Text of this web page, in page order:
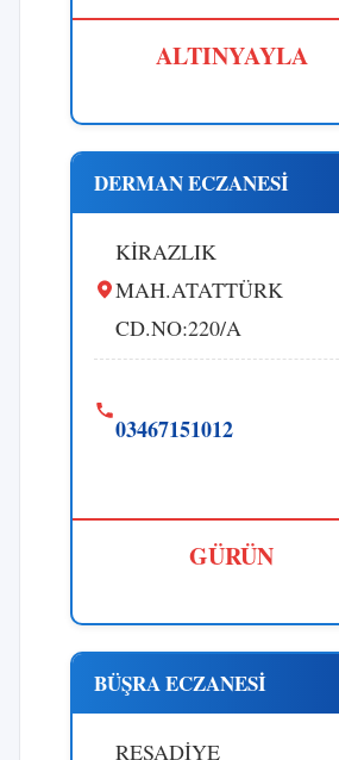
ALTINYAYLA
DERMAN ECZANESİ
KİRAZLIK
MAH.ATATTÜRK
CD.NO:220/A
03467151012
GÜRÜN
BÜŞRA ECZANESİ
REŞADİYE